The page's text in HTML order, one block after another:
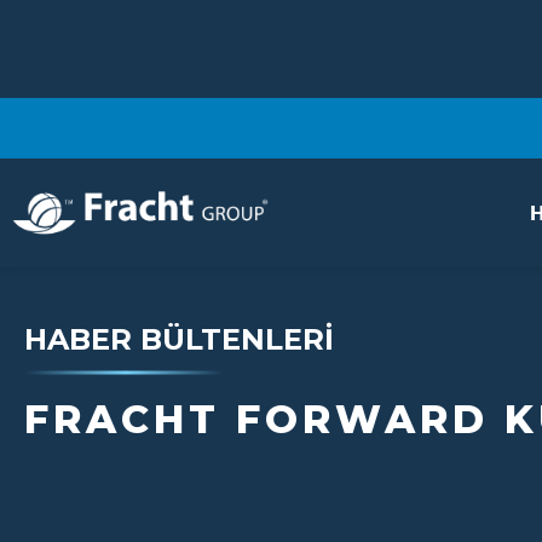
HABER BÜLTENLERI
FRACHT FORWARD